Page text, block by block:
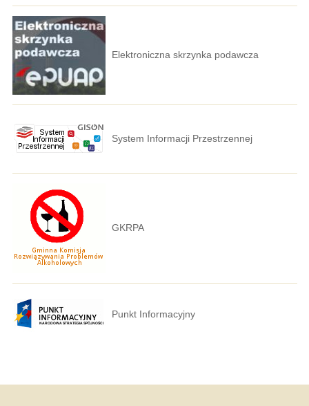
Elektroniczna skrzynka podawcza
System Informacji Przestrzennej
GKRPA
Punkt Informacyjny